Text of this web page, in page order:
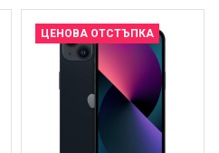
ЦЕНОВА ОТСТЪПКА